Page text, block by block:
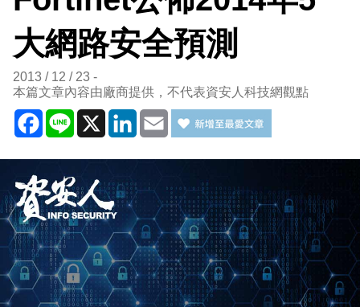
大網路安全預測
2013 / 12 / 23
本篇文章內容由廠商提供，不代表資安人科技網觀點
Facebook
Line X LinkedIn
Email